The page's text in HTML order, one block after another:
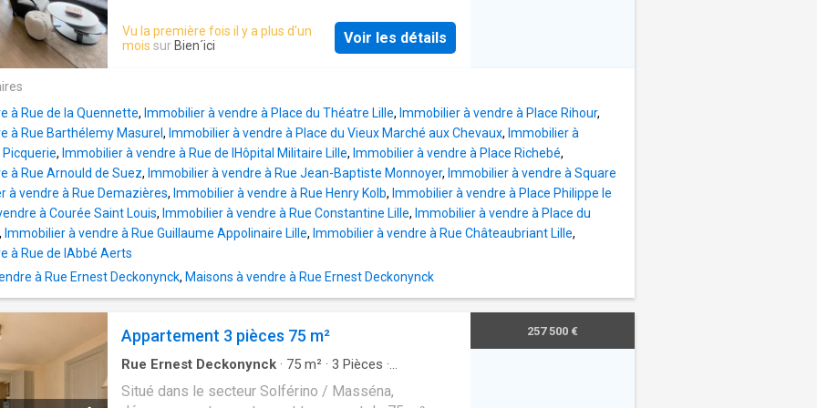
de prestations haut de gamme. Situé au 5ᵉ étage
d’une résidence sécurisée avec ascenseur, ce bien
espace s’ouvre sur un agréable balcon exposé plein
sud, offrant une luminosité exceptionnelle tout au
long de la journée. L’espace nuit se compose de
trois chambres, dont une suite parentale avec salle
de bain attenante. Une seconde salle d’eau complète
parfaitement l’agencement de l’appartement,
garantissant un confort optimal pour toute la famille.
Pensé dans les moindres détails, le bien dispose
d’équipements modernes et qualitatifs: domotique
pour les volets, système d’alarme, double
annexes, v
Vu la première fois il y a plus d'un
mois sur Bien´ici Voir les détails
à Rue de la Quennette, Immobilier à vendre à Place du Théatre Lille, Immobilier à vendre à Place Rihour,
à Rue Barthélemy Masurel , Immobilier à vendre à Place du Vieux Marché aux Chevaux, Immobilier à
Picquerie, Immobilier à vendre à Rue de lHôpital Militaire Lille, Immobilier à vendre à Place Richebé,
à Rue Arnould de Suez, Immobilier à vendre à Rue Jean-Baptiste Monnoyer, Immobilier à vendre à Square
à vendre à Rue Demazières, Immobilier à vendre à Rue Henry Kolb, Immobilier à vendre à Place Philippe le
à Courée Saint Louis, Immobilier à vendre à Rue Constantine Lille, Immobilier à vendre à Place du
, Immobilier à vendre à Rue Guillaume Appolinaire Lille, Immobilier à vendre à Rue Châteaubriant Lille,
à Rue de lAbbé Aerts
à Rue Ernest Deckonynck, Maisons à vendre à Rue Ernest Deckonynck
Appartement 3 pièces 75 m²
Rue Ernest Deckonynck · 75 m² · 3 Pièces ·
Balcon
Situé dans le secteur Solférino / Masséna,
257 500 €